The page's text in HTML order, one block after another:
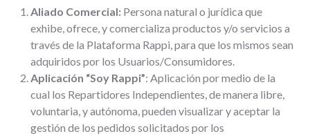
Aliado Comercial: Persona natural o jurídica que
exhibe, ofrece, y comercializa productos y/o servicios a
través de la Plataforma Rappi, para que los mismos sean
adquiridos por los Usuarios/Consumidores.
Aplicación “Soy Rappi”: Aplicación por medio de la
cual los Repartidores Independientes, de manera libre,
voluntaria, y autónoma, pueden visualizar y aceptar la
gestión de los pedidos solicitados por los